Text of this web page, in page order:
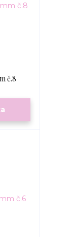
č.8